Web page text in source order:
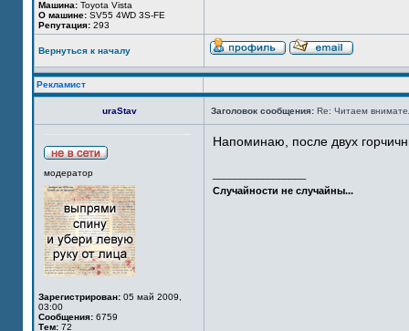
Машина: Toyota Vista
О машине: SV55 4WD 3S-FE
Репутация: 293
Вернуться к началу
Рекламист
uraStav Заголовок сообщения: Re: Читаем
модератор
Зарегистрирован: 05 май 2009,
03:00
Сообщения: 6759
Тем: 72
Напоминаю, после двух
Случайности не случайны...